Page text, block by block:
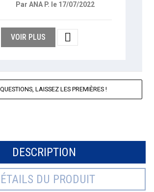
Par ANA P. le 17/07/2022
VOIR PLUS 
LAISSEZ LES PREMIÈRES !
DESCRIPTION
DU PRODUIT